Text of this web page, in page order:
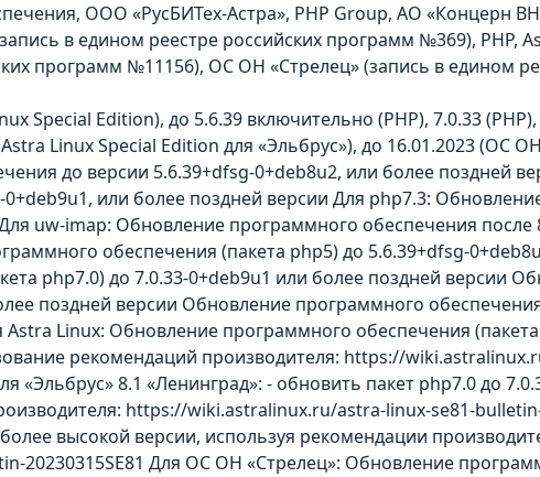
ООО «РусБИТех-Астра», PHP Group, АО «Концерн
в едином реестре российских программ №369), PHP,
программ №11156), ОС ОН «Стрелец» (запись в едином
Special Edition), до 5.6.39 включительно (PHP), 7.0.33 (PHP),
Linux Special Edition для «Эльбрус»), до 16.01.2023 (ОС
до версии 5.6.39+dfsg-0+deb8u2, или более поздней
или более поздней версии Для php7.3:
uw-imap: Обновление программного обеспечения после
обеспечения (пакета php5) до 5.6.39+dfsg-
php7.0) до 7.0.33-0+deb9u1 или более поздней версии
поздней версии Обновление программного
Linux: Обновление программного обеспечения
рекомендаций производителя: https://
«Эльбрус» 8.1 «Ленинград»: - обновить пакет php7.0 до
https://wiki.astralinux.ru/astra-linux-se81-
высокой версии, используя рекомендации
20230315SE81 Для ОС ОН «Стрелец»: Обновление